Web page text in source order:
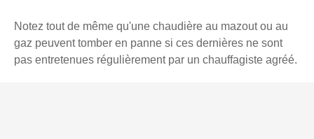
Notez tout de même qu'une chaudière au mazout ou au
gaz peuvent tomber en panne si ces dernières ne sont
pas entretenues régulièrement par un chauffagiste agréé.